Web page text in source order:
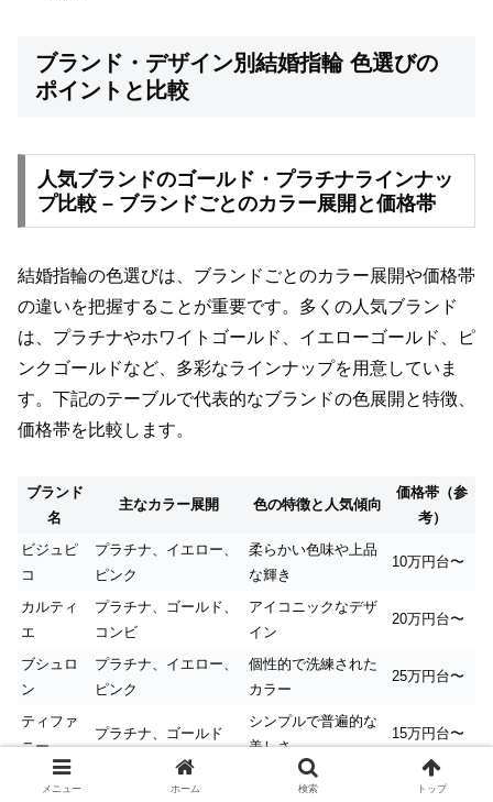
ブランド・デザイン別結婚指輪 色選びの
ポイントと比較
人気ブランドのゴールド・プラチナラインナッ
プ比較 – ブランドごとのカラー展開と価格帯
結婚指輪の色選びは、ブランドごとのカラー展開や価格帯
の違いを把握することが重要です。多くの人気ブランド
は、プラチナやホワイトゴールド、イエローゴールド、ピ
ンクゴールドなど、多彩なラインナップを用意していま
す。下記のテーブルで代表的なブランドの色展開と特徴、
価格帯を比較します。
ブランド
名
主なカラー展開 色の特徴と人気傾向
価格帯（参
考）
ビジュピ
コ
プラチナ、イエロー、
ピンク
柔らかい色味や上品
な輝き
10万円台〜
カルティ
エ
プラチナ、ゴールド、
コンビ
アイコニックなデザ
イン
20万円台〜
ブシュロ
ン
プラチナ、イエロー、
ピンク
個性的で洗練された
カラー
25万円台〜
ティファ
ニー
プラチナ、ゴールド
シンプルで普遍的な
美しさ
15万円台〜
メニュー ホーム 検索 トップ